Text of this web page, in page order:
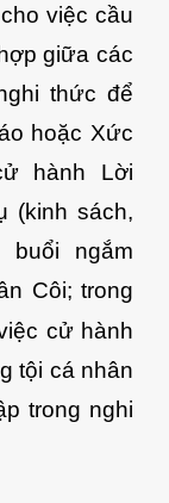
việc cầu
giữa các
thức để
hoặc Xức
hành Lời
(kinh sách,
buổi ngắm
Côi; trong
cử hành
tội cá nhân
trong nghi